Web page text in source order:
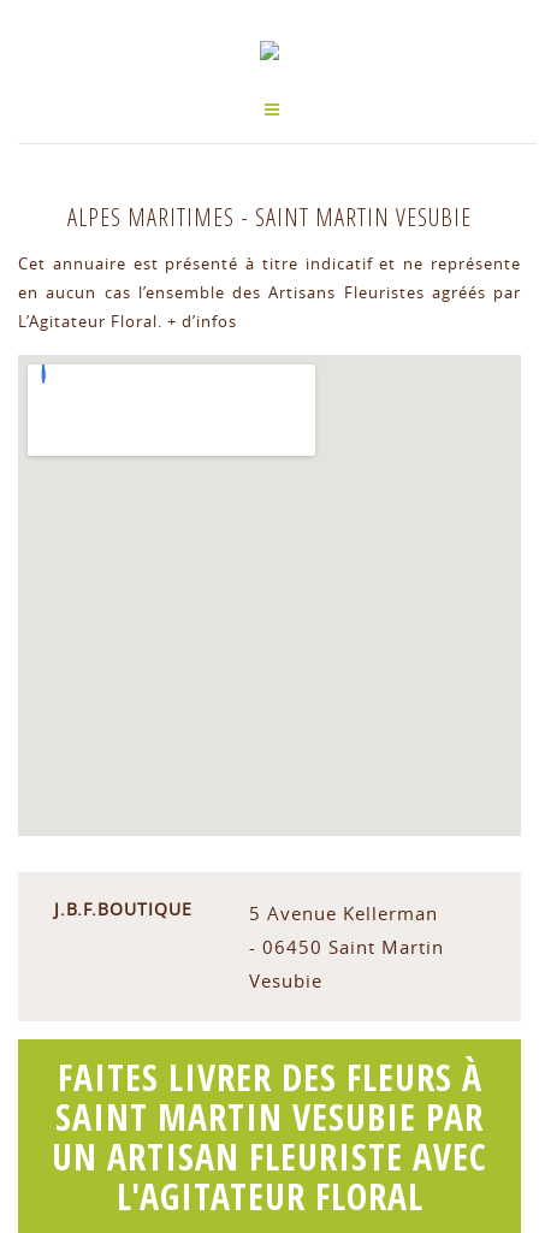
ALPES MARITIMES - SAINT MARTIN VESUBIE
Cet annuaire est présenté à titre indicatif et ne représente
en aucun cas l’ensemble des Artisans Fleuristes agréés par
L’Agitateur Floral. + d’infos
J.B.F.BOUTIQUE
5 Avenue Kellerman
- 06450 Saint Martin
Vesubie
FAITES LIVRER DES FLEURS À
SAINT MARTIN VESUBIE PAR
UN ARTISAN FLEURISTE AVEC
L'AGITATEUR FLORAL